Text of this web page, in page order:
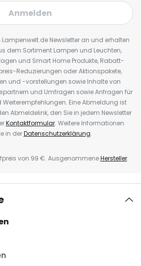
Anmelden
Newsletter an und erhalten
dem Sortiment Lampen und Leuchten,
und Smart Home Produkte, Rabatt-
Reduzierungen oder Aktionspakete,
und -vorstellungen sowie Inhalte von
und Umfragen sowie Anfragen für
Eine Abmeldung ist
Abmeldelink, den Sie in jedem Newsletter
Kontaktformular. Weitere Informationen
in derDatenschutzerklärung.
von 99 €. AusgenommeneHersteller.